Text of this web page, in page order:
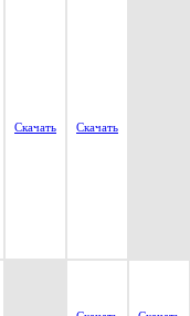
Скачать Скачать